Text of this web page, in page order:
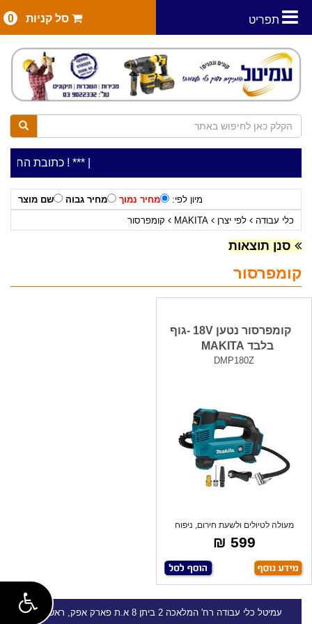
תפריט סל קניות 0
***כתובת החנות: רח' המלאכה 2, ביתן 8 ***כלי עבודה להשכרה בתעריף יומי משתלם ! ***
מיון לפי: מחיר נמוך מחיר גבוה
שם מוצר
כלי עבודה
לפי יצרן MAKITA קומפרסור
סנן תוצאות
קומפרסור
קומפרסור נטען 18V -גוף
בלבד MAKITA
DMP180Z
מעולה לטיולים ולשעת חירום, ניפוח
גלגלים
599 ₪
עמיטל כלי עבודה רח' המלאכה 2 ביתן 8 א.ת פארק אפק, ראש העין